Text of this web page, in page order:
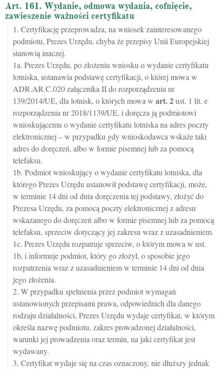
Art. 161. Wydanie, odmowa wydania, cofnięcie,
zawieszenie ważności certyfikatu
1. Certyfikację przeprowadza, na wniosek zainteresowanego
podmiotu, Prezes Urzędu, chyba że przepisy Unii Europejskiej
stanowią inaczej.
1a. Prezes Urzędu, po złożeniu wniosku o wydanie certyfikatu
lotniska, ustanawia podstawę certyfikacji, o której mowa w
ADR.AR.C.020 załącznika II do rozporządzenia nr
139/2014/UE, dla lotnisk, o których mowa w art.2ust. 1 lit. e
rozporządzenia nr 2018/1139/UE, i doręcza ją podmiotowi
wnioskującemu o wydanie certyfikatu lotniska na adres poczty
elektronicznej – w przypadku gdy wnioskodawca wskaże taki
adres do doręczeń, albo w formie pisemnej lub za pomocą
telefaksu.
1b. Podmiot wnioskujący o wydanie certyfikatu lotniska, dla
którego Prezes Urzędu ustanowił podstawę certyfikacji, może,
w terminie 14 dni od dnia doręczenia tej podstawy, złożyć do
Prezesa Urzędu, za pomocą poczty elektronicznej z adresu
wskazanego do doręczeń albo w formie pisemnej lub za pomocą
telefaksu, sprzeciw dotyczący jej zakresu wraz z uzasadnieniem.
1c. Prezes Urzędu rozpatruje sprzeciw, o którym mowa w ust.
1b, i informuje podmiot, który go złożył, o sposobie jego
rozpatrzenia wraz z uzasadnieniem w terminie 14 dni od dnia
jego złożenia.
2. W przypadku spełnienia przez podmiot wymagań
ustanowionych przepisami prawa, odpowiednich dla danego
rodzaju działalności, Prezes Urzędu wydaje certyfikat, w którym
określa nazwę podmiotu, zakres prowadzonej działalności,
warunki jej prowadzenia oraz termin, na jaki certyfikat jest
wydawany.
3. Certyfikat wydaje się na czas oznaczony, nie dłuższy jednak